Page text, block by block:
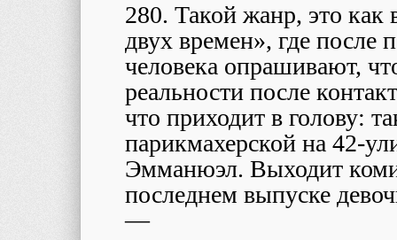
280. Такой жанр, это
двух времен», где после
человека опрашивают,
реальности после
что приходит в голову:
парикмахерской на 42-
Эмманюэл. Выходит
последнем выпуске
—